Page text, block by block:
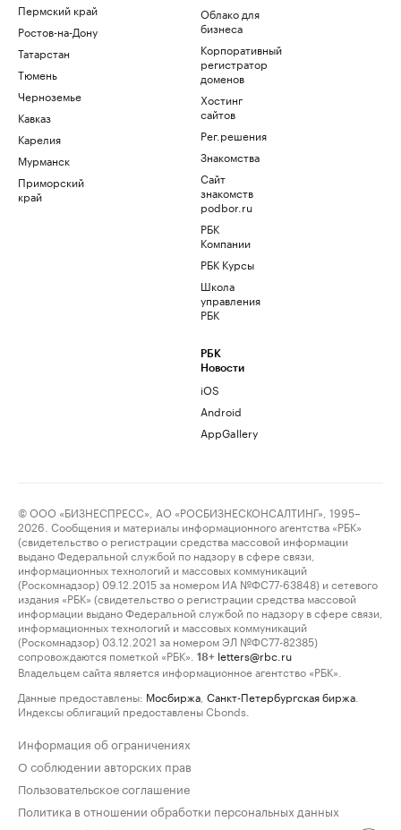
Пермский край
Ростов-на-Дону
Татарстан
Тюмень
Черноземье
Кавказ
Карелия
Мурманск
Приморский
край
Облако для
бизнеса
Корпоративный
регистратор
доменов
Хостинг
сайтов
Рег.решения
Знакомства
Сайт
знакомств
podbor.ru
РБК
Компании
РБК Курсы
Школа
управления
РБК
РБК
Новости
iOS
Android
AppGallery
© ООО «БИЗНЕСПРЕСС», АО «РОСБИЗНЕСКОНСАЛТИНГ», 1995–
2026. Сообщения и материалы информационного агентства «РБК»
(свидетельство о регистрации средства массовой информации
выдано Федеральной службой по надзору в сфере связи,
информационных технологий и массовых коммуникаций
(Роскомнадзор) 09.12.2015 за номером ИА №ФС77-63848) и сетевого
издания «РБК» (свидетельство о регистрации средства массовой
информации выдано Федеральной службой по надзору в сфере связи,
информационных технологий и массовых коммуникаций
(Роскомнадзор) 03.12.2021 за номером ЭЛ №ФС77-82385)
сопровождаются пометкой «РБК».
18+ letters@rbc.ru
Владельцем сайта является информационное агентство «РБК».
Данные предоставлены: Мосбиржа Санкт-Петербургская биржа
Индексы облигаций предоставлены Cbonds.
Информация об ограничениях
О соблюдении авторских прав
Пользовательское соглашение
Политика в отношении обработки персональных данных